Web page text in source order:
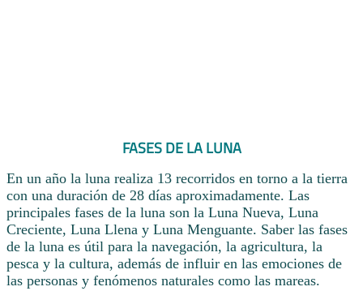
FASES DE LA LUNA
En un año la luna realiza 13 recorridos en torno a la tierra
con una duración de 28 días aproximadamente. Las
principales fases de la luna son la Luna Nueva, Luna
Creciente, Luna Llena y Luna Menguante. Saber las fases
de la luna es útil para la navegación, la agricultura, la
pesca y la cultura, además de influir en las emociones de
las personas y fenómenos naturales como las mareas.